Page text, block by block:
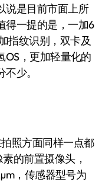
说是目前市面上所
得一提的是，一加6
指纹识别，双卡及
OS，更加轻量化的
少。
照方面同样一点都
的前置摄像头，
，传感器型号为